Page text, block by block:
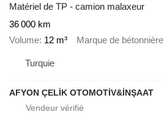
Matériel de TP - camion malaxeur
36 000 km
Volume 12 m³ Marque de bétonnière
Turquie
AFYON ÇELİK OTOMOTİV&İNŞAAT